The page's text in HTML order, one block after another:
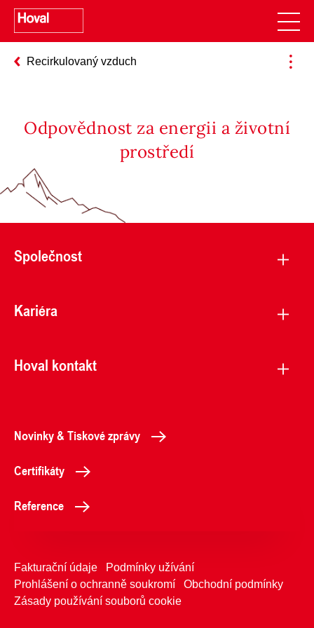
Recirkulovaný vzduch
Odpovědnost za energii a životní
prostředí
Společnost
Kariéra
Hoval kontakt
Novinky & Tiskové zprávy
Certifikáty
Reference
Fakturační údaje
Podmínky užívání
Prohlášení o ochranně soukromí
Obchodní podmínky
Zásady používání souborů cookie